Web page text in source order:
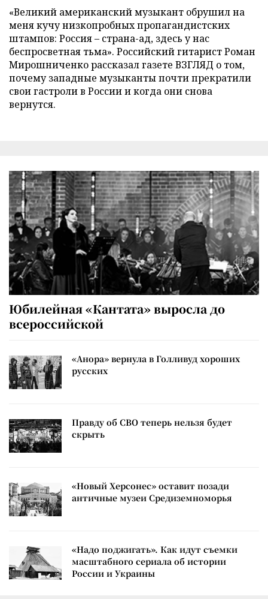
«Великий американский музыкант обрушил на
меня кучу низкопробных пропагандистских
штампов: Россия – страна-ад, здесь у нас
беспросветная тьма». Российский гитарист Роман
Мирошниченко рассказал газете ВЗГЛЯД о том,
почему западные музыканты почти прекратили
свои гастроли в России и когда они снова
вернутся.
Юбилейная «Кантата» выросла до
всероссийской
«Анора» вернула в Голливуд хороших
русских
Правду об СВО теперь нельзя будет
скрыть
«Новый Херсонес» оставит позади
античные музеи Средиземноморья
«Надо поджигать». Как идут съемки
масштабного сериала об истории
России и Украины